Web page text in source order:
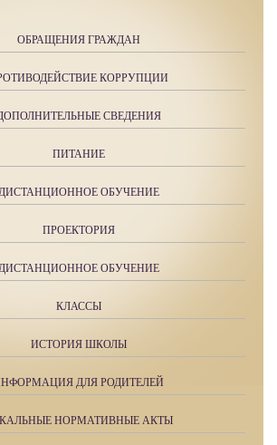
ОБРАЩЕНИЯ ГРАЖДАН
КОРРУПЦИИ
СВЕДЕНИЯ
ПИТАНИЕ
ДИСТАНЦИОННОЕ ОБУЧЕНИЕ
ПРОЕКТОРИЯ
ДИСТАНЦИОННОЕ ОБУЧЕНИЕ
КЛАССЫ
ИСТОРИЯ ШКОЛЫ
ДЛЯ РОДИТЕЛЕЙ
НОРМАТИВНЫЕ АКТЫ